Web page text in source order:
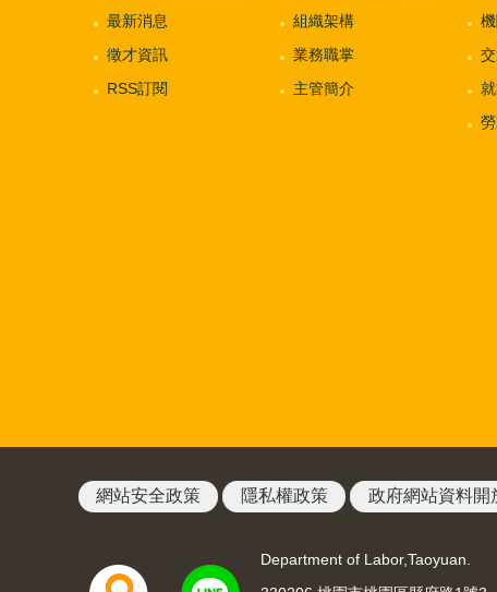
最新消息
徵才資訊
RSS訂閱
組織架構
業務職掌
主管簡介
網站安全政策 隱私權政策 政府網站資料開
Department of Labor,Taoyuan.